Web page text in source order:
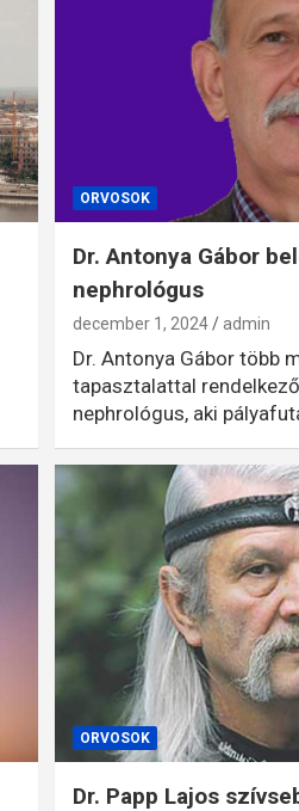
ORVOSOK
Dr. Antonya Gábor
nephrológus
december 1, 2024 admin
Dr. Antonya Gábor több
tapasztalattal
nephrológus, aki
ORVOSOK
Dr. Papp Lajos